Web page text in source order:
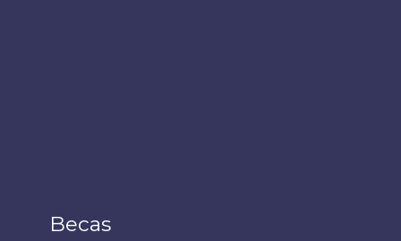
Becas